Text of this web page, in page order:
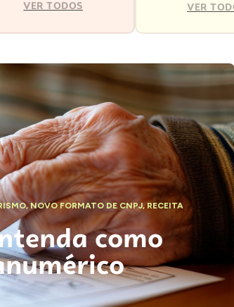
VER TODOS VER
,NOVO FORMATO DE CNPJ,RECEITA
como